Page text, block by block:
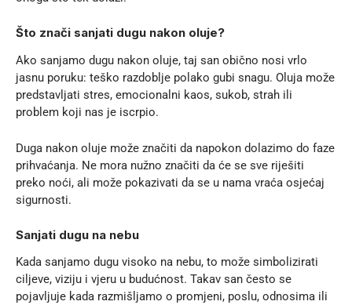
Što znači sanjati dugu nakon oluje?
Ako sanjamo dugu nakon oluje, taj san obično nosi vrlo
jasnu poruku: teško razdoblje polako gubi snagu. Oluja može
predstavljati stres, emocionalni kaos, sukob, strah ili
problem koji nas je iscrpio.
Duga nakon oluje može značiti da napokon dolazimo do faze
prihvaćanja. Ne mora nužno značiti da će se sve riješiti
preko noći, ali može pokazivati da se u nama vraća osjećaj
sigurnosti.
Sanjati dugu na nebu
Kada sanjamo dugu visoko na nebu, to može simbolizirati
ciljeve, viziju i vjeru u budućnost. Takav san često se
pojavljuje kada razmišljamo o promjeni, poslu, odnosima ili